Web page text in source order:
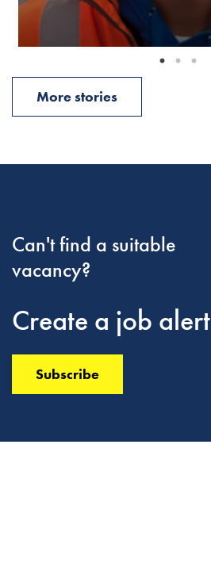
More stories
Can't find a suitable
vacancy?
Create a job alert
Subscribe